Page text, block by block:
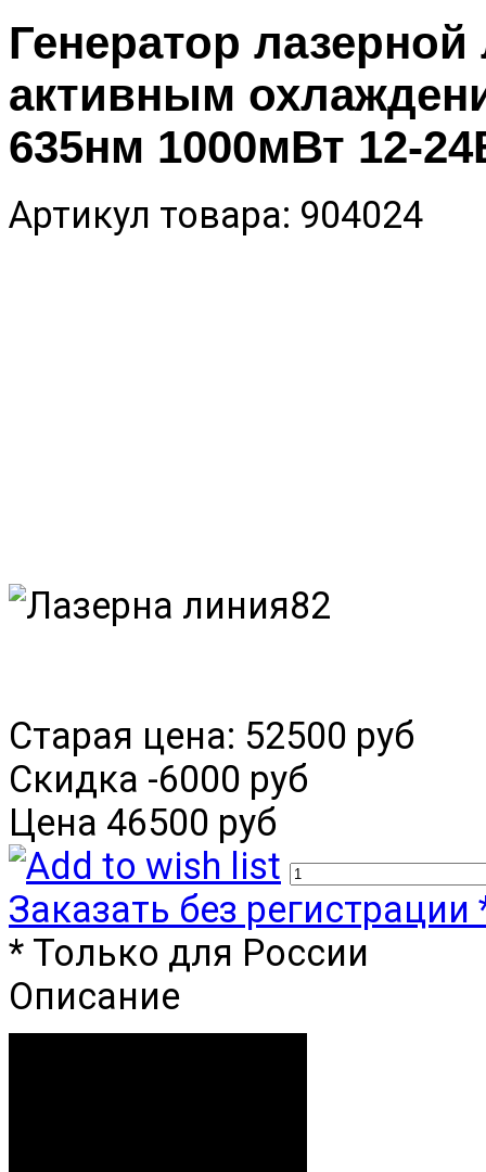
Генератор
активным
635нм 1000мВт 12-
Артикул товара: 904024
Старая цена: 52500 руб
Скидка -6000 руб
Цена 46500 руб
Заказать без регистрации
* Только для России
Описание